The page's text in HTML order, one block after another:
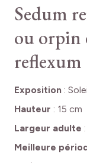
Sedum
ou orpin
reflexum
Exposition :
Hauteur : 15 cm
Largeur adulte :
Meilleure